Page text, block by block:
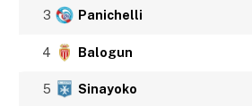
3 Panichelli
4 Balogun
5 Sinayoko